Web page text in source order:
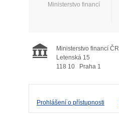
Ministerstvo financí
Ministerstvo financí ČR
Letenská 15
118 10
Praha 1
Prohlášení o přístupnosti